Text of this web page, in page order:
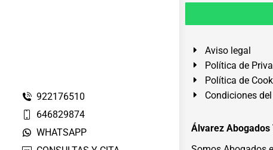
922176510
646829874
WHATSAPP
Aviso legal
Política de
Política de
Condiciones
Álvarez Abogados